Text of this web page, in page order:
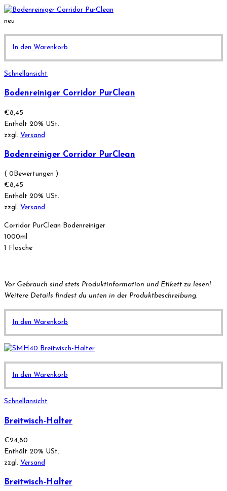
neu
In den Warenkorb
Schnellansicht
Bodenreiniger Corridor PurClean
€8,45
Enthält 20% USt.
zzgl. Versand
Bodenreiniger Corridor PurClean
( 0Bewertungen )
€8,45
Enthält 20% USt.
zzgl. Versand
Corridor PurClean Bodenreiniger
1000ml
1 Flasche
Vor Gebrauch sind stets Produktinformation und Etikett zu lesen!
Weitere Details findest du unten in der Produktbeschreibung.
In den Warenkorb
In den Warenkorb
Schnellansicht
Breitwisch-Halter
€24,80
Enthält 20% USt.
zzgl. Versand
Breitwisch-Halter